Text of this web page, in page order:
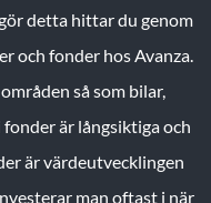
detta hittar du genom
och fonder hos Avanza.
så som bilar,
är långsiktiga och
är värdeutvecklingen
man oftast i när